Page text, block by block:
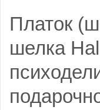
Платок
шелка